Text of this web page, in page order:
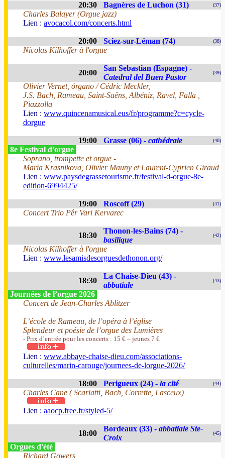
20:30 Bagnères de Luchon (31) (37)
Charles Balayer (Orgue jazz)
Lien : avocacol.com/concerts.html
20:00 Sciez-sur-Léman (74) (38)
Nicolas Kilhoffer à l'orgue
20:00
San Sebastian (Espagne) -
Catedral del Buen Pastor
(39)
Olivier Vernet, órgano / Cédric Meckler,
J.S. Bach, Rameau, Saint-Saëns, Albéniz, Ravel, Falla ,
Piazzolla
Lien : www.quincenamusical.eus/fr/programme?c=cycle-
dorgue
19:00 Grasse (06) - cathédrale (40)
8e Festival d'orgue
Soprano, trompette et orgue -
Maria Krasnikova, Olivier Mauny et Laurent-Cyprien Giraud
Lien : www.paysdegrassetourisme.fr/festival-d-orgue-8e-
edition-6994425/
19:00 Roscoff (29) (41)
Concert Trio Pêr Vari Kervarec
18:30
Thonon-les-Bains (74) -
basilique
(42)
Nicolas Kilhoffer à l'orgue
Lien : www.lesamisdesorguesdethonon.org/
18:30
La Chaise-Dieu (43) -
abbatiale
(43)
Journées de l’orgue 2026
Concert de Jean-Charles Ablitzer
L’école de Rameau, de l’opéra à l’église
Splendeur et poésie de l’orgue des Lumières
- Prix d’entrée pour les concerts : 15 € – jeunes 7 €
Lien : www.abbaye-chaise-dieu.com/associations-
culturelles/marin-carouge/journees-de-lorgue-2026/
18:00 Perigueux (24) - la cité (44)
Charles Cane ( Scarlatti, Bach, Corrette, Lasceux)
Lien : aaocp.free.fr/styled-5/
18:00
Bordeaux (33) - abbatiale Ste-
Croix
(45)
Orgues d'été
Richard Gowers